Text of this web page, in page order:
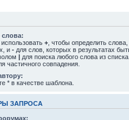
+ , чтобы определить
и - для слов, которых в результатах
| для поиска любого слова из
частичного совпадения.
* в качестве шаблона.
ЗАПРОСА